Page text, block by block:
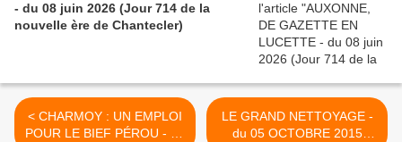
- du 08 juin 2026 (Jour 714 de la
nouvelle ère de Chantecler)
< CHARMOY : UN EMPLOI
POUR LE BIEF PÉROU - du
LE GRAND NETTOYAGE -
du 05 OCTOBRE 2015